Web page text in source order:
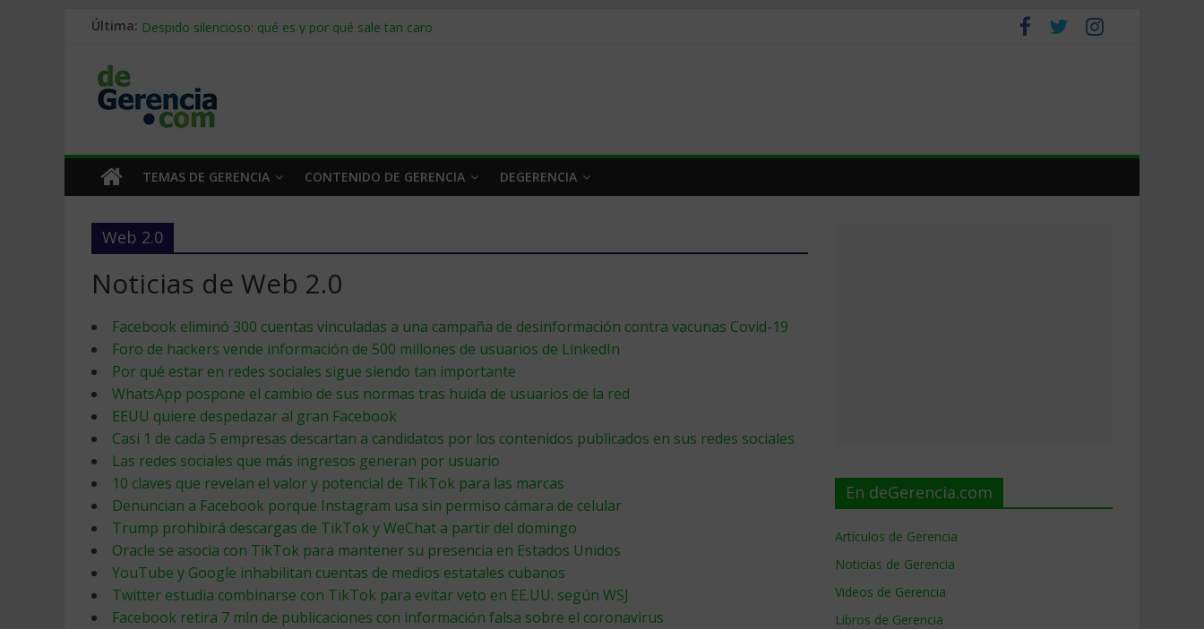
Última: Stablecoins para empresas: cómo pagar y cobrar en 2026
Trabajo forzoso en la cadena de suministro: qué hacer
Mercado hispano de EE. UU.: cómo segmentarlo y venderle
TEMAS DE GERENCIA CONTENIDO DE GERENCIA DEGERENCIA
Web 2.0
Noticias de Web 2.0
Facebook eliminó 300 cuentas vinculadas a una campaña de desinformación contra vacunas Covid-19
Foro de hackers vende información de 500 millones de usuarios de LinkedIn
Por qué estar en redes sociales sigue siendo tan importante
WhatsApp pospone el cambio de sus normas tras huida de usuarios de la red
EEUU quiere despedazar al gran Facebook
Casi 1 de cada 5 empresas descartan a candidatos por los contenidos publicados en sus redes sociales
Las redes sociales que más ingresos generan por usuario
10 claves que revelan el valor y potencial de TikTok para las marcas
Denuncian a Facebook porque Instagram usa sin permiso cámara de celular
Trump prohibirá descargas de TikTok y WeChat a partir del domingo
Oracle se asocia con TikTok para mantener su presencia en Estados Unidos
YouTube y Google inhabilitan cuentas de medios estatales cubanos
Twitter estudia combinarse con TikTok para evitar veto en EE.UU. según WSJ
Facebook retira 7 mln de publicaciones con información falsa sobre el coronavirus
En deGerencia.com
Artículos de Gerencia
Noticias de Gerencia
Videos de Gerencia
Libros de Gerencia